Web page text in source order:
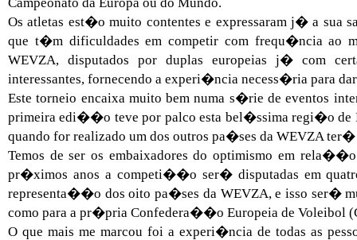
Os atletas est�o muito contentes e expressaram j� a
que t�m dificuldades em competir com frequ�ncia ao
WEVZA, disputados por duplas europeias j� com
interessantes, fornecendo a experi�ncia necess�ria para
Este torneio encaixa muito bem numa s�rie de eventos
primeira edi��o teve por palco esta bel�ssima regi�o de
quando for realizado um dos outros pa�ses da WEVZA
Temos de ser os embaixadores do optimismo em
pr�ximos anos a competi��o ser� disputadas em
representa��o dos oito pa�ses da WEVZA, e isso ser�
como para a pr�pria Confedera��o Europeia de Voleibol
O que mais me marcou foi a experi�ncia de todas as